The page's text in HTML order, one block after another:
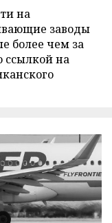
на
заводы
более чем за
ссылкой на